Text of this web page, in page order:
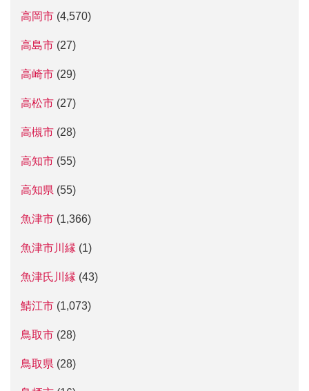
高岡市 (4,570)
高島市 (27)
高崎市 (29)
高松市 (27)
高槻市 (28)
高知市 (55)
高知県 (55)
魚津市 (1,366)
魚津市川縁 (1)
魚津氏川縁 (43)
鯖江市 (1,073)
鳥取市 (28)
鳥取県 (28)